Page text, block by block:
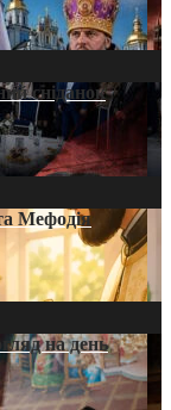
сніданок
Мефодія
на день